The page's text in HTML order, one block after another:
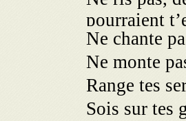
pourraient
Ne chante
Ne monte
Range tes
Sois sur tes